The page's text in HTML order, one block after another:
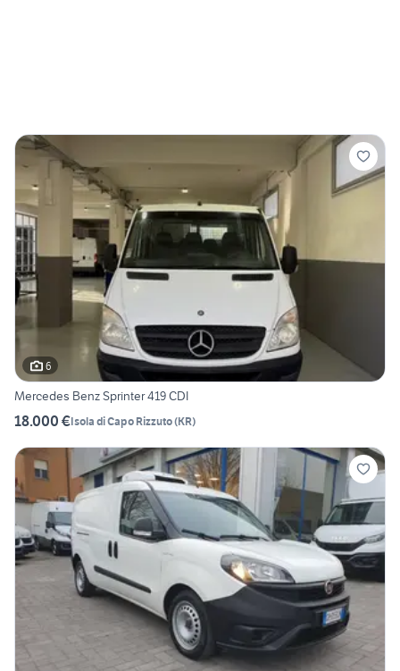
6
Mercedes Benz Sprinter 419 CDI
18.000 €Isola di Capo Rizzuto(KR)